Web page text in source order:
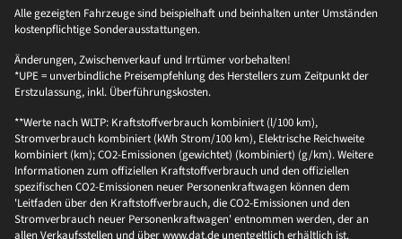
Alle gezeigten Fahrzeuge sind beispielhaft und beinhalten unter Umständen
kostenpflichtige Sonderausstattungen.
Änderungen, Zwischenverkauf und Irrtümer vorbehalten!
*UPE = unverbindliche Preisempfehlung des Herstellers zum Zeitpunkt der
Erstzulassung, inkl. Überführungskosten.
**Werte nach WLTP: Kraftstoffverbrauch kombiniert (l/100 km),
Stromverbrauch kombiniert (kWh Strom/100 km), Elektrische Reichweite
kombiniert (km); CO2-Emissionen (gewichtet) (kombiniert) (g/km). Weitere
Informationen zum offiziellen Kraftstoffverbrauch und den offiziellen
spezifischen CO2-Emissionen neuer Personenkraftwagen können dem
'Leitfaden über den Kraftstoffverbrauch, die CO2-Emissionen und den
Stromverbrauch neuer Personenkraftwagen' entnommen werden, der an
allen Verkaufsstellen und über www.dat.de unentgeltlich erhältlich ist.